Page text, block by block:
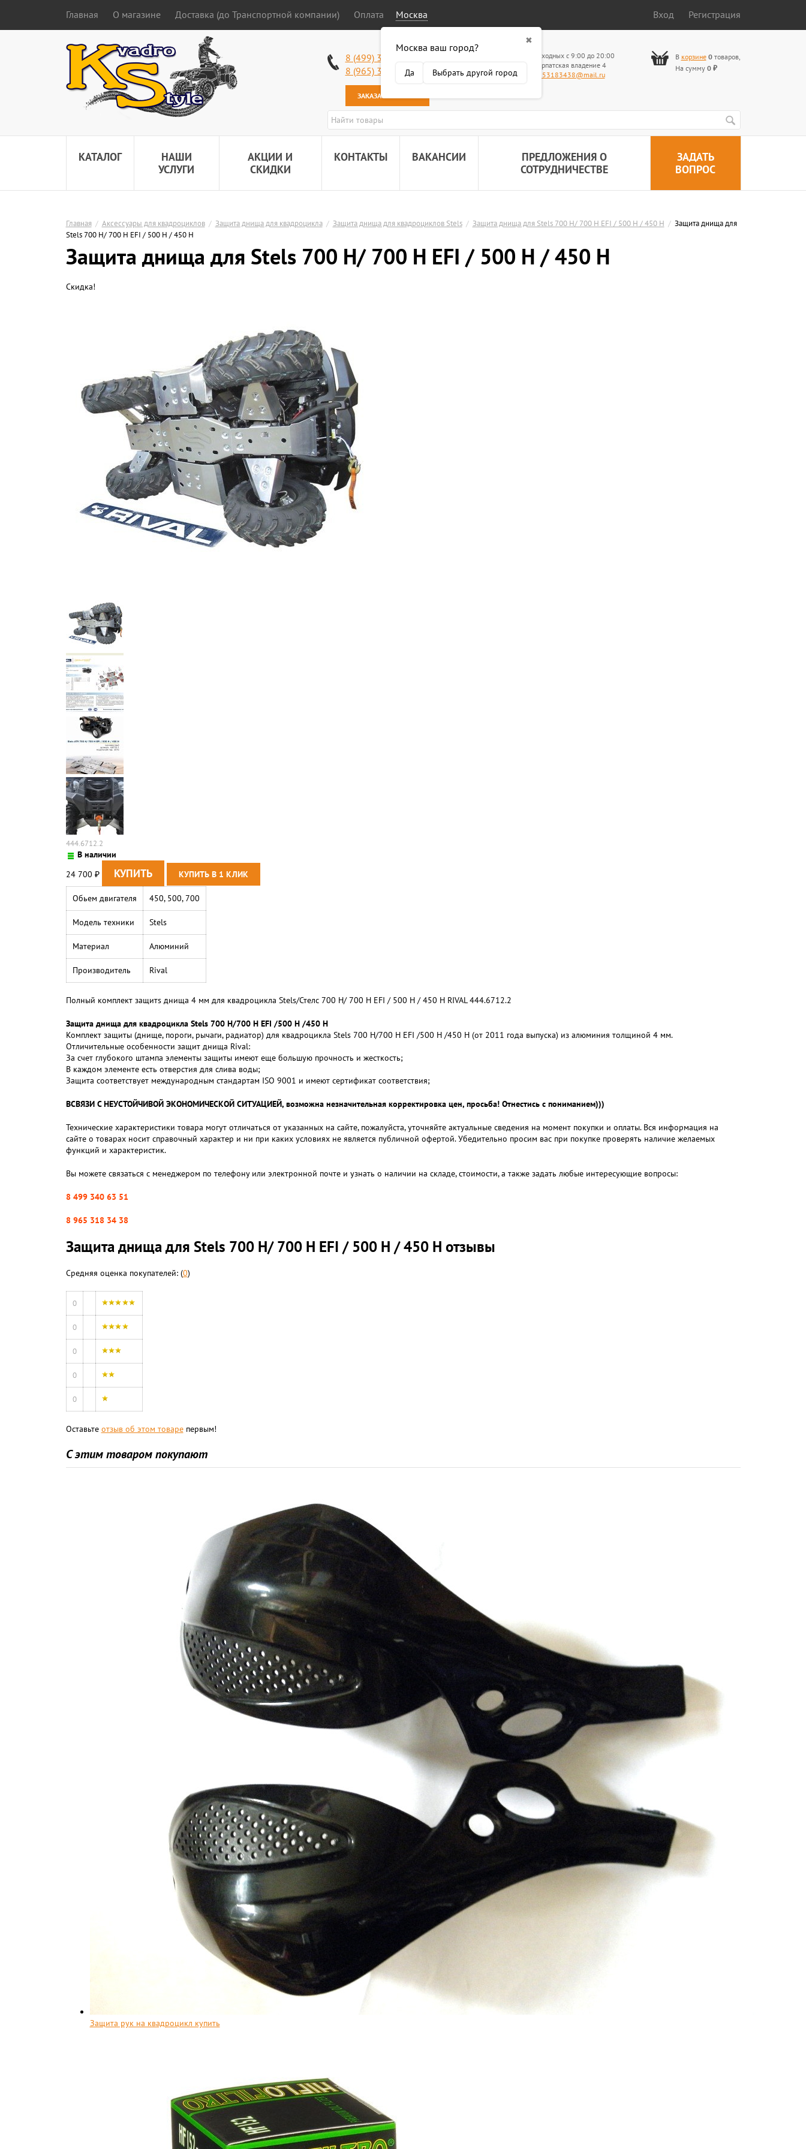
Главная О магазине Доставка (до Транспортной компании) Оплата Москва
✖
Москва ваш город?
Да Выбрать другой город
Вход Регистрация
8 (499) 340-63-51
8 (965) 318-34-38
ЗАКАЗАТЬ ЗВОНОК
Работаем без выходных с 9:00 до 20:00
Самовывоз: 2 Карпатская владение 4
Наша почта:
89653183438@mail.ru
В корзине 0товаров,
На сумму 0 ₽
КАТАЛОГ
НАШИ
УСЛУГИ
АКЦИИ И
СКИДКИ
КОНТАКТЫ ВАКАНСИИ
ПРЕДЛОЖЕНИЯ О
СОТРУДНИЧЕСТВЕ
ЗАДАТЬ
ВОПРОС
Главная / Аксессуары для квадроциклов / Защита днища для квадроцикла / Защита днища для квадроциклов Stels / Защита днища для Stels 700 H/ 700 H EFI / 500 H / 450 H / Защита днища для
Stels 700 H/ 700 H EFI / 500 H / 450 H
Защита днища для Stels 700 H/ 700 H EFI / 500 H / 450 H
Скидка!
444.6712.2
В наличии
24 700 ₽
Обьем двигателя 450, 500, 700
Модель техники Stels
Материал Алюминий
Производитель Rival
Полный комплект защитs днища 4 мм для квадроцикла Stels/Стелс 700 H/ 700 H EFI / 500 H / 450 H RIVAL 444.6712.2
Защита днища для квадроцикла Stels 700 H/700 H EFI /500 H /450 H
Комплект защиты (днище, пороги, рычаги, радиатор) для квадроцикла Stels 700 H/700 H EFI /500 H /450 H (от 2011 года выпуска) из алюминия толщиной 4 мм.
Отличительные особенности защит днища Rival:
За счет глубокого штампа элементы защиты имеют еще большую прочность и жесткость;
В каждом элементе есть отверстия для слива воды;
Защита соответствует международным стандартам ISO 9001 и имеют сертификат соответствия;
ВСВЯЗИ С НЕУСТОЙЧИВОЙ ЭКОНОМИЧЕСКОЙ СИТУАЦИЕЙ, возможна незначительная корректировка цен, просьба! Отнестись с пониманием)))
Технические характеристики товара могут отличаться от указанных на сайте, пожалуйста, уточняйте актуальные сведения на момент покупки и оплаты. Вся информация на
сайте о товарах носит справочный характер и ни при каких условиях не является публичной офертой. Убедительно просим вас при покупке проверять наличие желаемых
функций и характеристик.
Вы можете связаться с менеджером по телефону или электронной почте и узнать о наличии на складе, стоимости, а также задать любые интересующие вопросы:
8 499 340 63 51
8 965 318 34 38
Защита днища для Stels 700 H/ 700 H EFI / 500 H / 450 H отзывы
Средняя оценка покупателей: (0)
0
0
0
0
0
Оставьте отзыв об этом товарепервым!
С этим товаром покупают
Защита рук на квадроцикл купить